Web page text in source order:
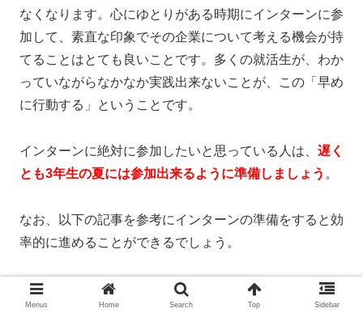
なくなります。心にゆとりがある時期にインターンに参
加して、素直な印象でその企業について考える機会が持
てることはとても良いことです。多くの就活生が、わか
っていながらなかなか実践出来ないことが、この「早め
に行動する」ということです。
インターンに絶対に参加したいと思っている人は、 遅く
とも3年生の夏には参加出来るように準備しましょう 。
なお、以下の記事を参考にインターンの準備をすると効
率的に進めることができるでしょう。
Menus Home Search Top Sidebar